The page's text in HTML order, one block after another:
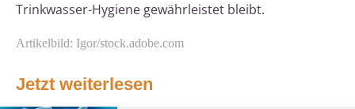
Trinkwasser-Hygiene gewährleistet bleibt.
Artikelbild: Igor/stock.adobe.com
Jetzt weiterlesen